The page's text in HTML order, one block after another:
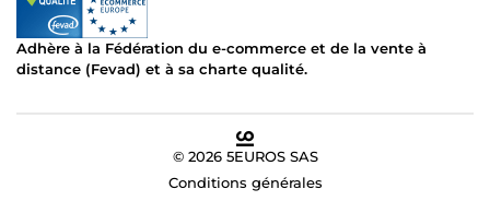
Adhère à la Fédération du e-commerce et de la vente à
distance (Fevad) et à sa charte qualité.
© 2026 5EUROS SAS
Conditions générales